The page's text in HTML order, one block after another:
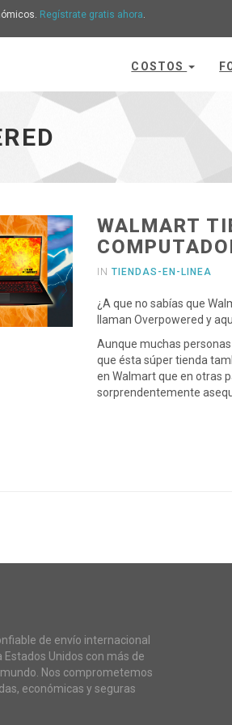
Regístrate gratis ahora.
COSTOS
WALMART
INTIENDAS-EN-LINEA
¿A que no sabías que
llaman Overpowered y
Aunque muchas
que ésta súper tienda
en Walmart que en otras
sorprendentemente
de envío internacional
Unidos con más de
Nos comprometemos
económicas y seguras